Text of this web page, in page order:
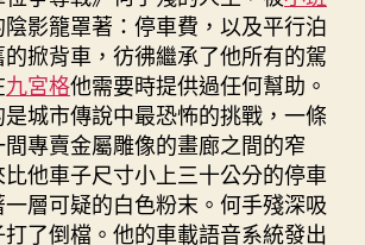
影籠罩著：停車費，以及平行泊
掀背車，彷彿繼承了他所有的駕
九宮格他需要時提供過任何幫助。
城市傳說中最恐怖的挑戰，一條
專賣金屬雕像的畫廊之間的窄
他車子尺寸小上三十公分的停車
層可疑的白色粉末。何手殘深吸
了倒檔。他的車載語音系統發出